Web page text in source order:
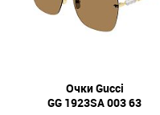
Очки Gucci
GG 1923SA 003 63